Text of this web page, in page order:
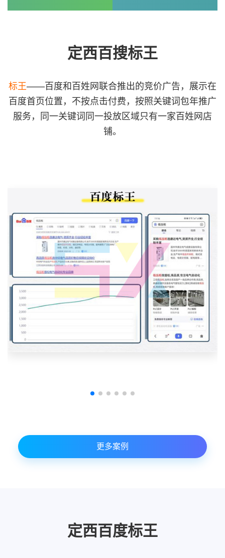
定西百搜标王
标王——百度和百姓网联合推出的竞价广告，展示在
百度首页位置，不按点击付费，按照关键词包年推广
服务，同一关键词同一投放区域只有一家百姓网店
铺。
更多案例
定西百度标王